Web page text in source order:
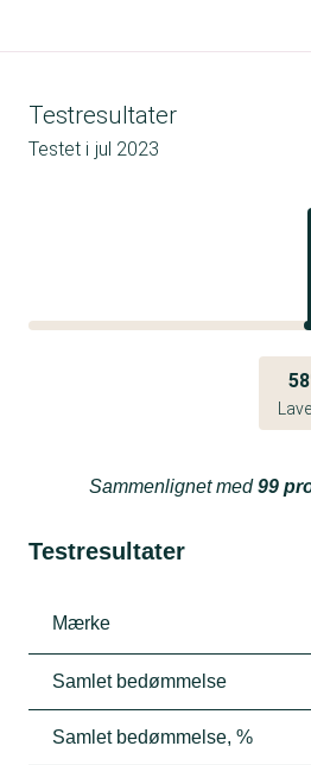
Testresultater
Testet i jul 2023
Sammenlignet med99
Testresultater
Mærke
Samlet bedømmelse
Samlet bedømmelse, %